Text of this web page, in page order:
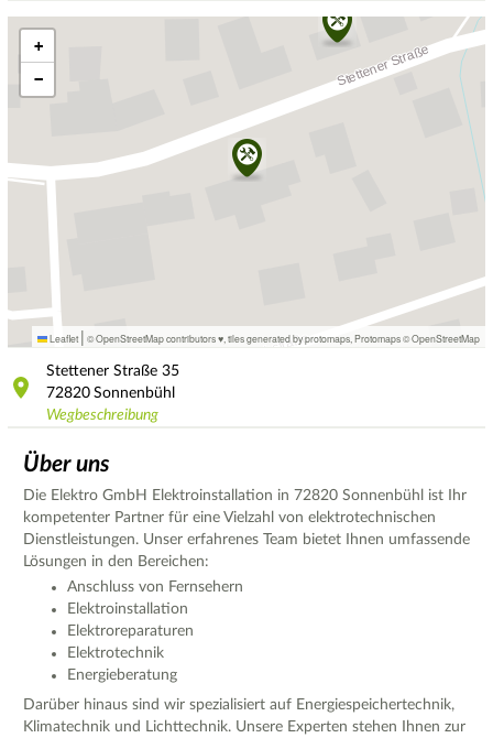
+
−
Leaflet | © OpenStreetMap contributors ♥, tiles generated by protomaps Protomaps©OpenStreetMap
Stettener Straße 35
72820 Sonnenbühl
Wegbeschreibung
Über uns
Die Elektro GmbH Elektroinstallation in 72820 Sonnenbühl ist Ihr
kompetenter Partner für eine Vielzahl von elektrotechnischen
Dienstleistungen. Unser erfahrenes Team bietet Ihnen umfassende
Lösungen in den Bereichen:
Anschluss von Fernsehern
Elektroinstallation
Elektroreparaturen
Elektrotechnik
Energieberatung
Darüber hinaus sind wir spezialisiert auf Energiespeichertechnik,
Klimatechnik und Lichttechnik. Unsere Experten stehen Ihnen zur